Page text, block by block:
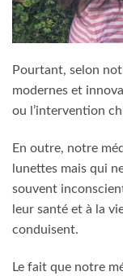
Pourtant, selon
modernes et
ou l’intervention
En outre, notre
lunettes mais qui
souvent
leur santé et à la
conduisent.
Le fait que notre